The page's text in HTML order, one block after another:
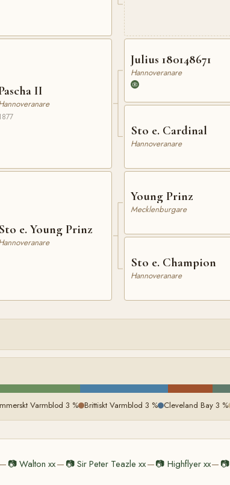
II
Sto e. Young Prinz
Julius 180148671
Hannoveranare
Sto e. Cardinal
Hannoveranare
Young Prinz
Mecklenburgare
Sto e. Champion
Hannoveranare
Varmblod 3 % Brittiskt Varmblod 3 % Cleveland Bay 3 %
— 📷Walton xx— 📷Sir Peter Teazle xx—📷 Highflyer xx— 📷